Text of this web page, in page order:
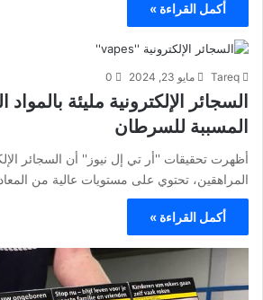
أكمل القراءة »
Tareq مايو 23, 2024 0
السجائر الإلكترونية مليئة بالمواد
المسببة للسرطان
أظهرت تحقيقات ''أر تي إل نيوز'' أن السجائر
المراهقين، تحتوي على مستويات عالية من
أكمل القراءة »